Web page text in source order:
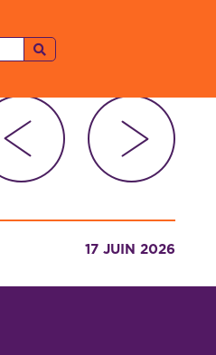
17 JUIN 2026